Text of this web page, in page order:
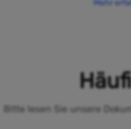
Mehr
Bitte lesen Sie unsere